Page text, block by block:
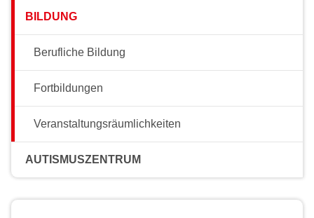
BILDUNG
Berufliche Bildung
Fortbildungen
Veranstaltungsräumlichkeiten
AUTISMUSZENTRUM